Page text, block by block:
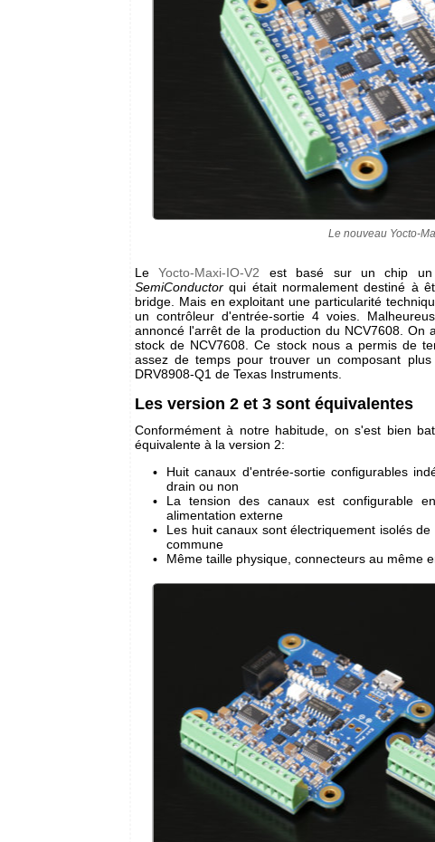
Le nouveau Yocto-
LeYocto-Maxi-IO-V2 est basé sur un chip
SemiConductor qui était normalement destiné à
bridge. Mais en exploitant une particularité
un contrôleur d'entrée-sortie 4 voies.
annoncé l'arrêt de la production du NCV7608. On
stock de NCV7608. Ce stock nous a permis de
assez de temps pour trouver un composant
DRV8908-Q1 de Texas Instruments.
Les version 2 et 3 sont équivalentes
Conformément à notre habitude, on s'est bien
équivalente à la version 2:
Huit canaux d'entrée-sortie configurables
drain ou non
La tension des canaux est configurable
alimentation externe
Les huit canaux sont électriquement isolés
commune
Même taille physique, connecteurs au même